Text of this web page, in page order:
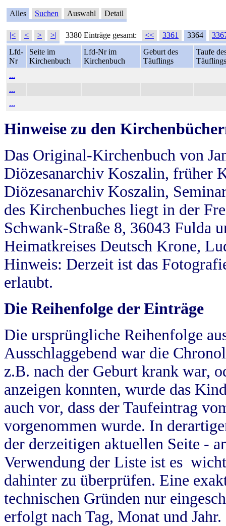
Alles Suchen Auswahl Detail
|< < > >| 3380 Einträge gesamt: << 3361 3364
Lfd-
Nr
Seite im
Kirchenbuch
Lfd-Nr im
Kirchenbuch
Geburt des
Täuflings
Taufe
Täuflings
...
...
...
Hinweise zu den
Das Original-Kirchenbuch von
Diözesanarchiv Koszalin, früher
Diözesanarchiv Koszalin,
des Kirchenbuches liegt in der
Schwank-Straße 8, 36043 Fulda
Heimatkreises Deutsch Krone,
Hinweis: Derzeit ist das
erlaubt.
Die Reihenfolge der Einträge
Die ursprüngliche Reihenfolge
Ausschlaggebend war die
z.B. nach der Geburt krank war,
anzeigen konnten, wurde das
auch vor, dass der Taufeintrag
vorgenommen wurde. In
der derzeitigen aktuellen Seite -
Verwendung der Liste ist es
dahinter zu überprüfen. Eine
technischen Gründen nur
erfolgt nach Tag, Monat und Jahr.